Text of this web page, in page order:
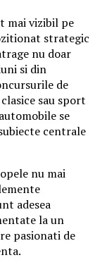
mai vizibil pe
strategic
nu doar
si din
de
sau sport
se
centrale
nu mai
adesea
la un
pasionati de